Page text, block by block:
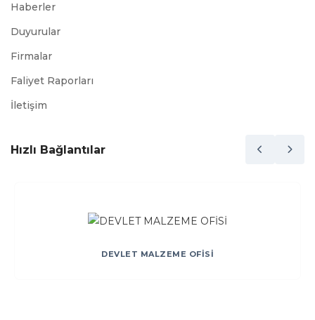
Haberler
Duyurular
Firmalar
Faliyet Raporları
İletişim
Hızlı Bağlantılar
DEVLET MALZEME OFİSİ